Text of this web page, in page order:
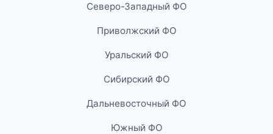
Северо-Западный ФО
Приволжский ФО
Уральский ФО
Сибирский ФО
Дальневосточный ФО
Южный ФО